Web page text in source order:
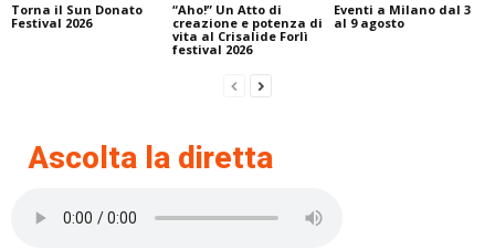
Torna il Sun Donato
Festival 2026
“Aho!” Un Atto di
creazione e potenza di
vita al Crisalide Forlì
festival 2026
Eventi a Milano dal 3
al 9 agosto
Ascolta la diretta